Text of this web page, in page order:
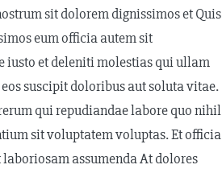
sit dolorem dignissimos et Quis
eum officia autem sit
iusto et deleniti molestias qui ullam
suscipit doloribus aut soluta vitae.
qui repudiandae labore quo nihil
sit voluptatem voluptas. Et officia
assumenda At dolores